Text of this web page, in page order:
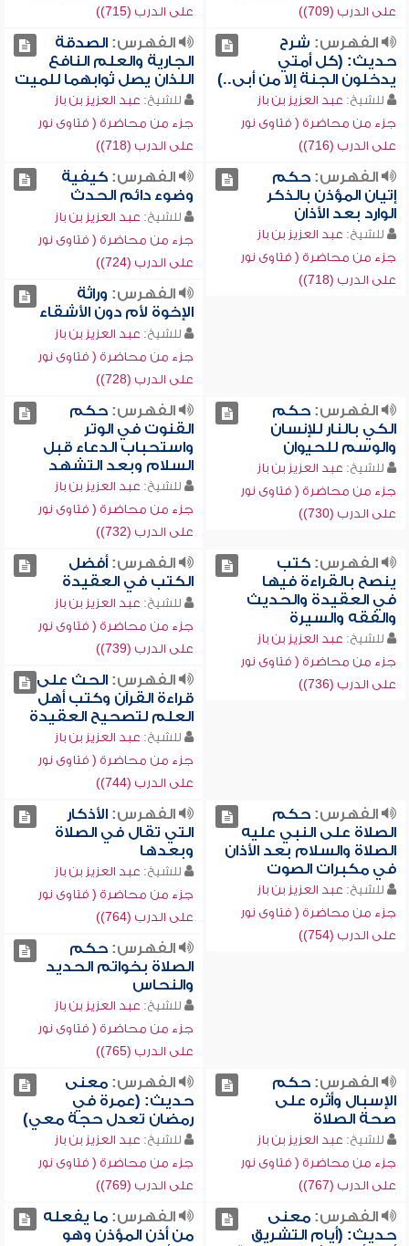
على الدرب (709))
على الدرب (715))
الفهرس: شرح
حديث: (كل أمتي
يدخلون الجنة إلا من أبى..)
للشيخ: عبد العزيز بن باز
جزء من محاضرة ( فتاوى نور
على الدرب (716))
الفهرس:الصدقة
الجارية والعلم النافع
اللذان يصل ثوابهما للميت
للشيخ: عبد العزيز بن باز
جزء من محاضرة ( فتاوى نور
على الدرب (718))
الفهرس:حكم
إتيان المؤذن بالذكر
الوارد بعد الأذان
للشيخ: عبد العزيز بن باز
جزء من محاضرة ( فتاوى نور
على الدرب (718))
الفهرس:كيفية
وضوء دائم الحدث
للشيخ: عبد العزيز بن باز
جزء من محاضرة ( فتاوى نور
على الدرب (724))
الفهرس: وراثة
الإخوة لأم دون الأشقاء
للشيخ: عبد العزيز بن باز
جزء من محاضرة ( فتاوى نور
على الدرب (728))
الفهرس:حكم
الكي بالنار للإنسان
والوسم للحيوان
للشيخ: عبد العزيز بن باز
جزء من محاضرة ( فتاوى نور
على الدرب (730))
الفهرس:حكم
القنوت في الوتر
واستحباب الدعاء قبل
السلام وبعد التشهد
للشيخ: عبد العزيز بن باز
جزء من محاضرة ( فتاوى نور
على الدرب (732))
الفهرس:كتب
ينصح بالقراءة فيها
في العقيدة والحديث
والفقه والسيرة
للشيخ: عبد العزيز بن باز
جزء من محاضرة ( فتاوى نور
على الدرب (736))
الفهرس:أفضل
الكتب في العقيدة
للشيخ: عبد العزيز بن باز
جزء من محاضرة ( فتاوى نور
على الدرب (739))
الفهرس:الحث على
قراءة القرآن وكتب أهل
العلم لتصحيح العقيدة
للشيخ: عبد العزيز بن باز
جزء من محاضرة ( فتاوى نور
على الدرب (744))
الفهرس:حكم
الصلاة على النبي عليه
الصلاة والسلام بعد الأذان
في مكبرات الصوت
للشيخ: عبد العزيز بن باز
جزء من محاضرة ( فتاوى نور
على الدرب (754))
الفهرس:الأذكار
التي تقال في الصلاة
وبعدها
للشيخ: عبد العزيز بن باز
جزء من محاضرة ( فتاوى نور
على الدرب (764))
الفهرس:حكم
الصلاة بخواتم الحديد
والنحاس
للشيخ: عبد العزيز بن باز
جزء من محاضرة ( فتاوى نور
على الدرب (765))
الفهرس:حكم
الإسبال وأثره على
صحة الصلاة
للشيخ: عبد العزيز بن باز
جزء من محاضرة ( فتاوى نور
على الدرب (767))
الفهرس:معنى
حديث: (عمرة في
رمضان تعدل حجة معي)
للشيخ: عبد العزيز بن باز
جزء من محاضرة ( فتاوى نور
على الدرب (769))
الفهرس:معنى
حديث: (أيام التشريق
الفهرس:ما يفعله
من أذن المؤذن وهو